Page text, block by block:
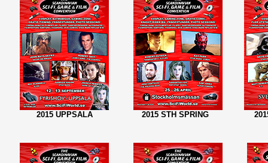
2015 UPPSALA 2015 STH SPRING